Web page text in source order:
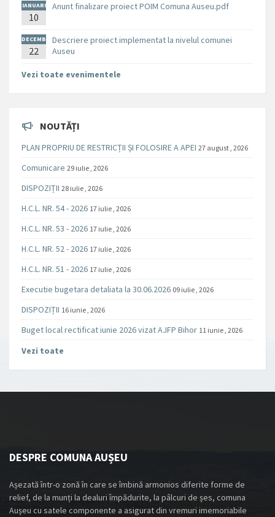
IANUARI
E
10
Anunt finalizare proiect POIM Comuna Auseu.pdf
DECEMB
RIE
22
Descriere proiect implementat la nivelul comunei
Auseu
Vezi toate evenimentele
NOUTĂȚI
PLAN PROPRIU DE RESTRICȚII ȘI FOLOSIRE A APEI 27 august , 2026
Comunicare 29 iulie , 2026
DISPOZIȚII 28 iulie , 2026
H.C.L. NR. 54 - 2026 17 iulie , 2026
H.C.L. NR. 53 - 2026 17 iulie , 2026
H.C.L. NR. 52 - 2026 17 iulie , 2026
H.C.L. NR. 51 - 2026 17 iulie , 2026
Executie bugetara detaliata la 30.06.2026 09 iulie , 2026
DISPOZIȚII 16 iunie , 2026
Buget local rectificat iunie 2026 vizat AJFP Bihor 11 iunie , 2026
Vezi toate
DESPRE COMUNA AUȘEU
Așezată într-o zonă în care se îmbină armonios diferite forme de
relief, de la munți la dealuri împădurite, la pâlcuri de șes, comuna
Aușeu cu satele componente a asigurat din vremuri imemoriabile